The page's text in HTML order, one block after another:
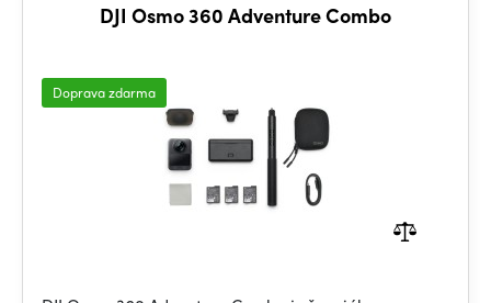
DJI Osmo 360 Adventure Combo
Doprava zdarma